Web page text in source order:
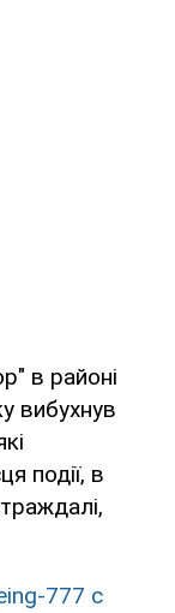
в районі
вибухнув
події, в
777 c